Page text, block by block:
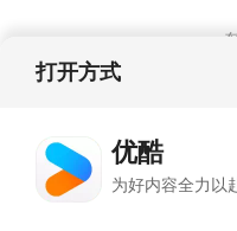
打开方式
优酷
为好内容全力以